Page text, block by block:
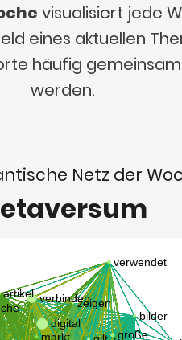
visualisiert jede
eines aktuellen
häufig
werden.
Netz der